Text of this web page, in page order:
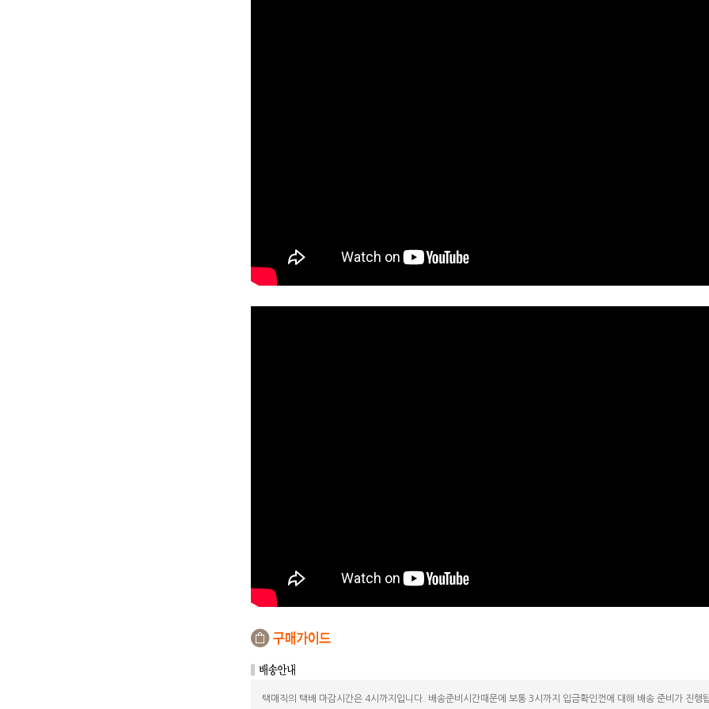
택매직의 택배 마감시간은 4시까지입니다. 배송준비시간때문에 보통 3시까지 입금확인껀에 대해 배송 준비가 진